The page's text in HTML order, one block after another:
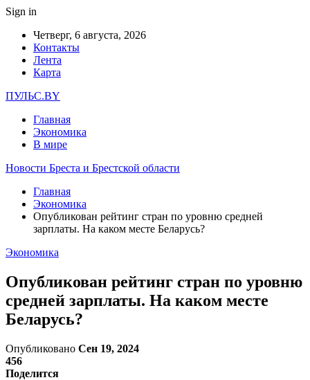
Sign in
Четверг, 6 августа, 2026
Контакты
Лента
Карта
ПУЛЬС.BY
Главная
Экономика
В мире
Новости Бреста и Брестской области
Главная
Экономика
Опубликован рейтинг стран по уровню средней
зарплаты. На каком месте Беларусь?
Экономика
Опубликован рейтинг стран по уровню
средней зарплаты. На каком месте
Беларусь?
Опубликовано Сен 19, 2024
456
Поделится